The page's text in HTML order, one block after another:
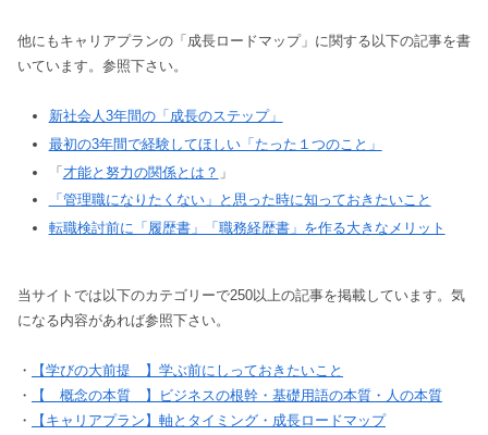
他にもキャリアプランの「成長ロードマップ」に関する以下の記事を書
いています。参照下さい。
新社会人3年間の「成長のステップ」
最初の3年間で経験してほしい「たった１つのこと」
「才能と努力の関係とは？ 」
「管理職になりたくない」と思った時に知っておきたいこと
転職検討前に「履歴書」「職務経歴書」を作る大きなメリット
当サイトでは以下のカテゴリーで250以上の記事を掲載しています。気
になる内容があれば参照下さい。
・
【学びの大前提 】学ぶ前にしっておきたいこと
・
【 概念の本質 】ビジネスの根幹・基礎用語の本質・人の本質
・
【キャリアプラン】軸とタイミング・成長ロードマップ